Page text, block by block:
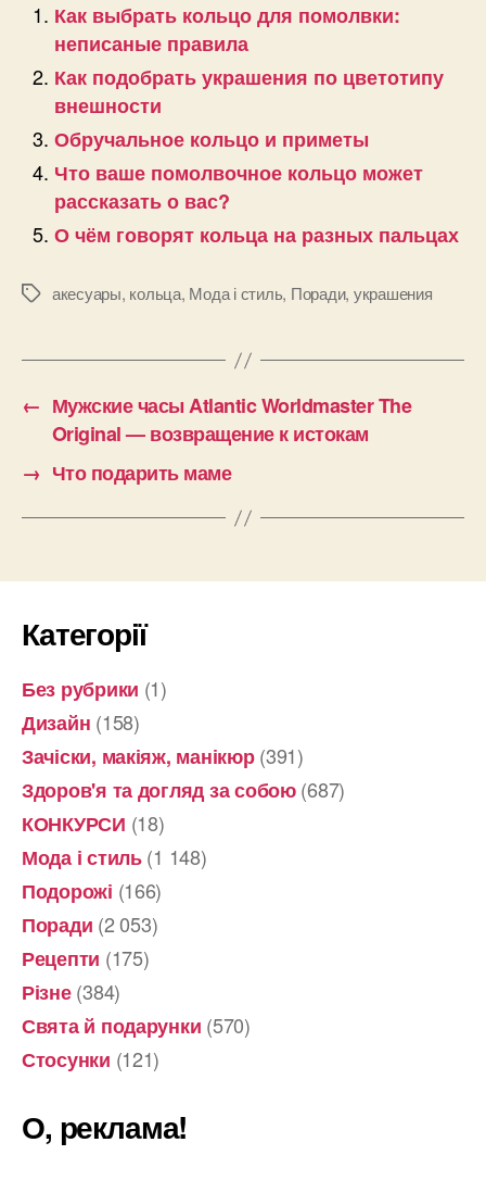
Как выбрать кольцо для помолвки:
неписаные правила
Как подобрать украшения по цветотипу
внешности
Обручальное кольцо и приметы
Что ваше помолвочное кольцо может
рассказать о вас?
О чём говорят кольца на разных пальцах
Позначки
акесуары, кольца, Мода і стиль, Поради, украшения
← Мужские часы Atlantic Worldmaster The
Original — возвращение к истокам
→ Что подарить маме
Категорії
Без рубрики (1)
Дизайн (158)
Зачіски, макіяж, манікюр(391)
Здоров'я та догляд за собою(687)
КОНКУРСИ (18)
Мода і стиль(1 148)
Подорожі (166)
Поради (2 053)
Рецепти (175)
Різне(384)
Свята й подарунки (570)
Стосунки (121)
О, реклама!